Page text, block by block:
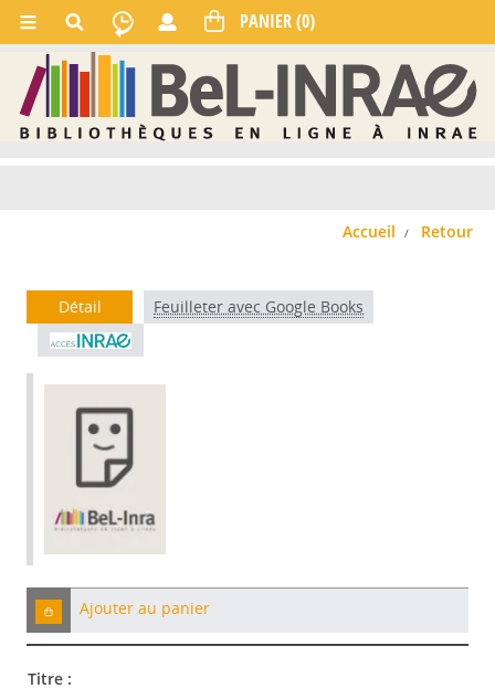
Accueil Retour
Détail Feuilleter avec Google Books
Ajouter au panier
Titre :